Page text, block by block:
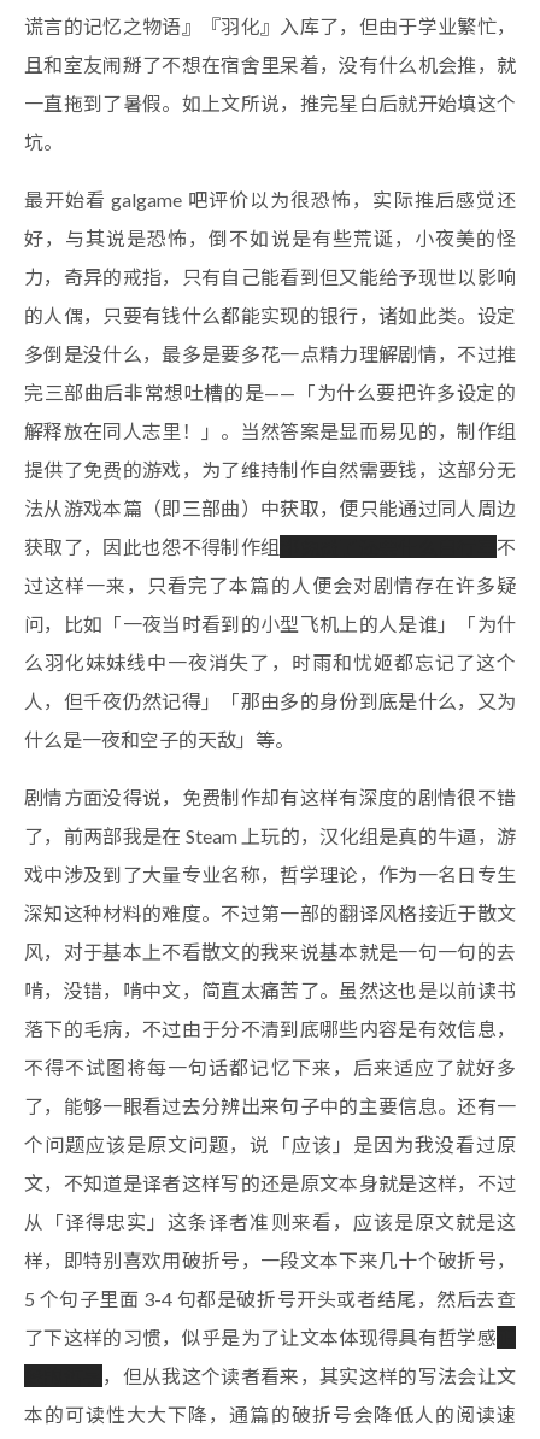
谎言的记忆之物语』『羽化』入库了，但由于学业繁忙，
且和室友闹掰了不想在宿舍里呆着，没有什么机会推，就
一直拖到了暑假。如上文所说，推完星白后就开始填这个
坑。
最开始看 galgame 吧评价以为很恐怖，实际推后感觉还
好，与其说是恐怖，倒不如说是有些荒诞，小夜美的怪
力，奇异的戒指，只有自己能看到但又能给予现世以影响
的人偶，只要有钱什么都能实现的银行，诸如此类。设定
多倒是没什么，最多是要多花一点精力理解剧情，不过推
完三部曲后非常想吐槽的是——「为什么要把许多设定的
解释放在同人志里！」。当然答案是显而易见的，制作组
提供了免费的游戏，为了维持制作自然需要钱，这部分无
法从游戏本篇（即三部曲）中获取，便只能通过同人周边
获取了，因此也怨不得制作组
不
过这样一来，只看完了本篇的人便会对剧情存在许多疑
问，比如「一夜当时看到的小型飞机上的人是谁」「为什
么羽化妹妹线中一夜消失了，时雨和忧姬都忘记了这个
人，但千夜仍然记得」「那由多的身份到底是什么，又为
什么是一夜和空子的天敌」等。
剧情方面没得说，免费制作却有这样有深度的剧情很不错
了，前两部我是在 Steam 上玩的，汉化组是真的牛逼，游
戏中涉及到了大量专业名称，哲学理论，作为一名日专生
深知这种材料的难度。不过第一部的翻译风格接近于散文
风，对于基本上不看散文的我来说基本就是一句一句的去
啃，没错，啃中文，简直太痛苦了。虽然这也是以前读书
落下的毛病，不过由于分不清到底哪些内容是有效信息，
不得不试图将每一句话都记忆下来，后来适应了就好多
了，能够一眼看过去分辨出来句子中的主要信息。还有一
个问题应该是原文问题，说「应该」是因为我没看过原
文，不知道是译者这样写的还是原文本身就是这样，不过
从「译得忠实」这条译者准则来看，应该是原文就是这
样，即特别喜欢用破折号，一段文本下来几十个破折号，
5 个句子里面 3-4 句都是破折号开头或者结尾，然后去查
了下这样的习惯，似乎是为了让文本体现得具有哲学感
，但从我这个读者看来，其实这样的写法会让文
本的可读性大大下降，通篇的破折号会降低人的阅读速